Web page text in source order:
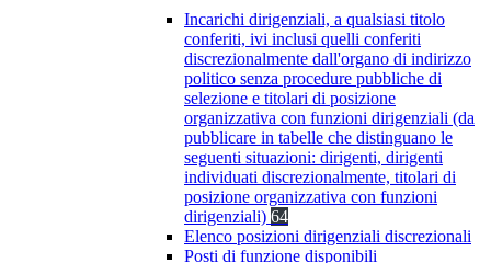
Incarichi dirigenziali, a qualsiasi titolo
conferiti, ivi inclusi quelli conferiti
discrezionalmente dall'organo di indirizzo
politico senza procedure pubbliche di
selezione e titolari di posizione
organizzativa con funzioni dirigenziali (da
pubblicare in tabelle che distinguano le
seguenti situazioni: dirigenti, dirigenti
individuati discrezionalmente, titolari di
posizione organizzativa con funzioni
dirigenziali) 64
Elenco posizioni dirigenziali discrezionali
Posti di funzione disponibili